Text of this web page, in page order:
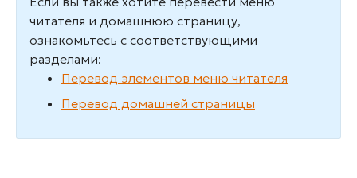
читателя и домашнюю страницу,
ознакомьтесь с соответствующими
разделами:
Перевод элементов меню читателя
Перевод домашней страницы